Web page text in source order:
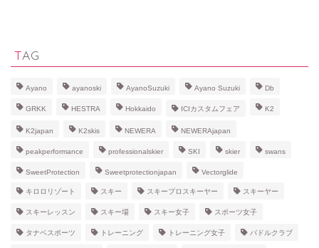
TAG
Ayano ayanoski AyanoSuzuki Ayano Suzuki Db
GRKK HESTRA Hokkaido ICIカスタムフェア K2
K2japan K2skis NEWERA NEWERAjapan
peakperformance professionalskier SKI skier swans
SweetProtection Sweetprotectionjapan Vectorglide
キロロリゾート スキー スキープロスキーヤー スキーヤー
スキーレッスン スキー場 スキー女子 スポーツ女子
タナベスポーツ トレーニング トレーニング女子 パドルクラブ